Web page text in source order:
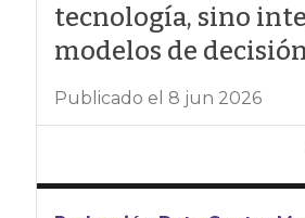
tecnología, sino
modelos de
Publicado el 8 jun 2026